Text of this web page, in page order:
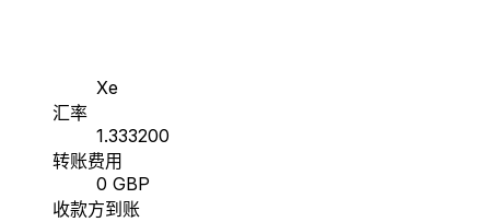
Xe
汇率
1.333200
转账费用
0 GBP
收款方到账